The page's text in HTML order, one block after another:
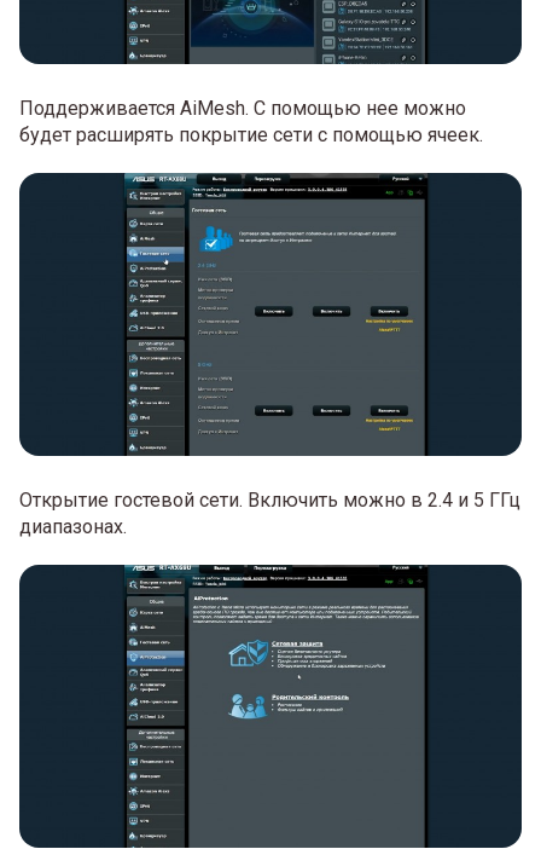
Поддерживается AiMesh. С помощью нее можно
будет расширять покрытие сети с помощью ячеек.
Открытие гостевой сети. Включить можно в 2.4 и 5 ГГц
диапазонах.